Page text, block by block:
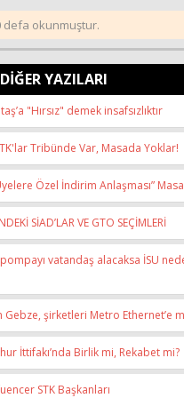
defa okunmuştur.
YAZILARI
"Hırsız" demek insafsızlıktır
Tribünde Var, Masada Yoklar!
Özel İndirim Anlaşması”
SİAD’LAR VE GTO SEÇİMLERİ
vatandaş alacaksa İSU
Gebze, şirketleri Metro Ethernet’e
İttifakı’nda Birlik mi, Rekabet mi?
STK Başkanları